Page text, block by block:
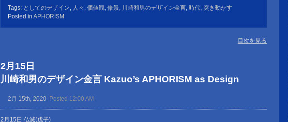
Tags: としてのデザイン, 人々 , 価値観, 修景, 川崎和男のデザイン金言, 時代, 突き動かす
Posted in APHORISM
目次を見る
2月15日
川崎和男のデザイン金言 Kazuo’s APHORISM as Design
2月 15th, 2020 Posted 12:00 AM
2月15日 仏滅(戊子)